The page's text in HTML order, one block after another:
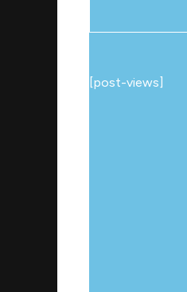
[post-views]